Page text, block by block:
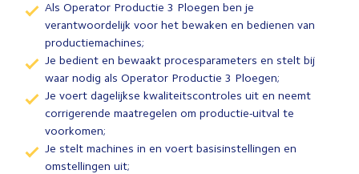
Als Operator Productie 3 Ploegen ben je
verantwoordelijk voor het bewaken en bedienen van
productiemachines;
Je bedient en bewaakt procesparameters en stelt bij
waar nodig als Operator Productie 3 Ploegen;
Je voert dagelijkse kwaliteitscontroles uit en neemt
corrigerende maatregelen om productie-uitval te
voorkomen;
Je stelt machines in en voert basisinstellingen en
omstellingen uit;